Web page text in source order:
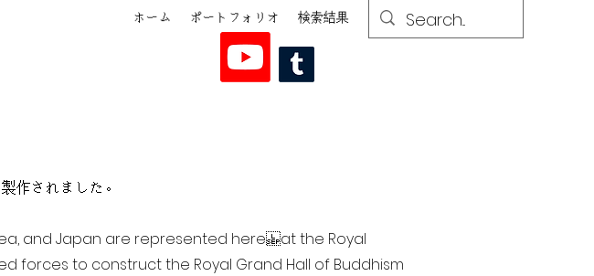
ホーム ポートフォリオ 検索結果
作されました。
and Japan are represented here at the Royal
forces to construct the Royal Grand Hall of Buddhism